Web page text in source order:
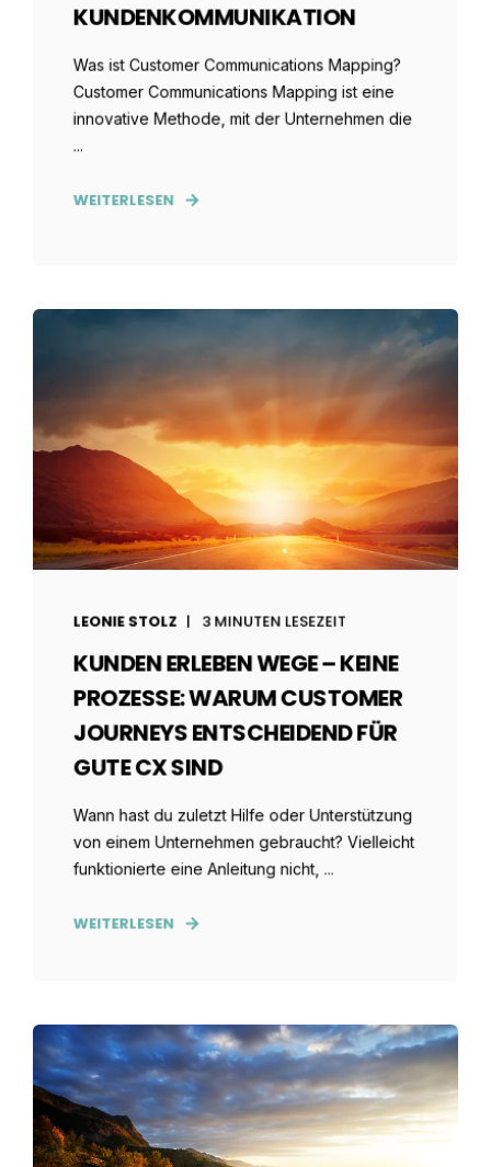
KUNDENKOMMUNIKATION
Was ist Customer Communications Mapping?
Customer Communications Mapping ist eine
innovative Methode, mit der Unternehmen die
...
WEITERLESEN
LEONIE STOLZ 3 MINUTEN LESEZEIT
KUNDEN ERLEBEN WEGE – KEINE
PROZESSE: WARUM CUSTOMER
JOURNEYS ENTSCHEIDEND FÜR
GUTE CX SIND
Wann hast du zuletzt Hilfe oder Unterstützung
von einem Unternehmen gebraucht? Vielleicht
funktionierte eine Anleitung nicht, ...
WEITERLESEN